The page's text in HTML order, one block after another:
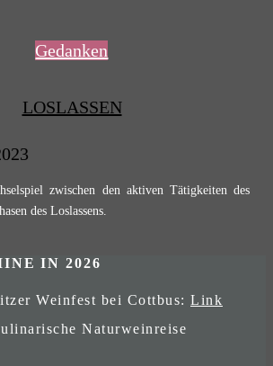
Gedanken
LOSLASSEN
zwischen den aktiven Tätigkeiten des
des Loslassens.
IN 2026
Weinfest bei Cottbus: Link
Naturweinreise